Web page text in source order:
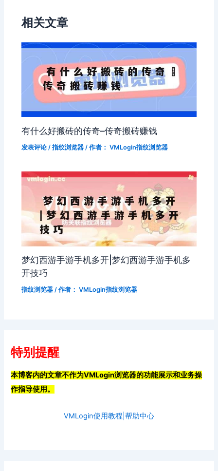
相关文章
有什么好搬砖的传奇–传奇搬砖赚钱
发表评论 /指纹浏览器 / 作者： VMLogin指纹浏览器
梦幻西游手游手机多开|梦幻西游手游手机多
开技巧
指纹浏览器 / 作者： VMLogin指纹浏览器
特别提醒
本博客内的文章不作为VMLogin浏览器的功能展示和业务操
作指导使用。
VMLogin使用教程|帮助中心